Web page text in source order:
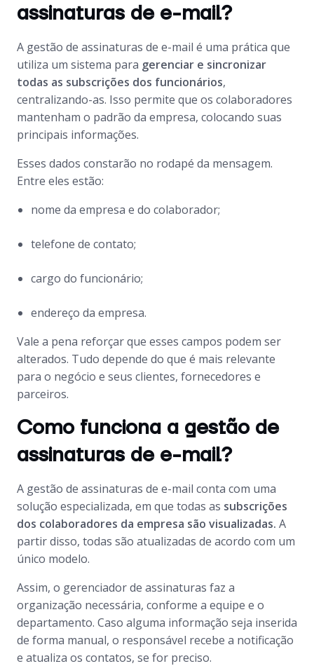
assinaturas de e-mail?
A gestão de assinaturas de e-mail é uma prática que
utiliza um sistema para gerenciar e sincronizar
todas as subscrições dos funcionários,
centralizando-as. Isso permite que os colaboradores
mantenham o padrão da empresa, colocando suas
principais informações.
Esses dados constarão no rodapé da mensagem.
Entre eles estão:
nome da empresa e do colaborador;
telefone de contato;
cargo do funcionário;
endereço da empresa.
Vale a pena reforçar que esses campos podem ser
alterados. Tudo depende do que é mais relevante
para o negócio e seus clientes, fornecedores e
parceiros.
Como funciona a gestão de
assinaturas de e-mail?
A gestão de assinaturas de e-mail conta com uma
solução especializada, em que todas as subscrições
dos colaboradores da empresa são visualizadas. A
partir disso, todas são atualizadas de acordo com um
único modelo.
Assim, o gerenciador de assinaturas faz a
organização necessária, conforme a equipe e o
departamento. Caso alguma informação seja inserida
de forma manual, o responsável recebe a notificação
e atualiza os contatos, se for preciso.